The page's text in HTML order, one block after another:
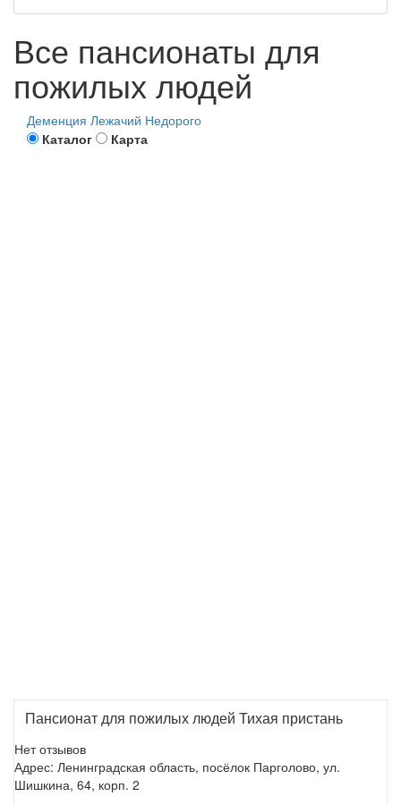
Все пансионаты для
пожилых людей
Деменция Лежачий Недорого
Каталог
Карта
Пансионат для пожилых людей Тихая пристань
Нет отзывов
Адрес: Ленинградская область, посёлок Парголово, ул.
Шишкина, 64, корп. 2